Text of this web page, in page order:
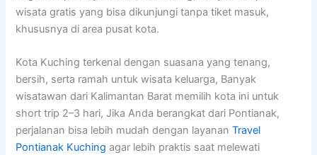
wisata gratis yang bisa dikunjungi tanpa tiket masuk,
khususnya di area pusat kota.
Kota Kuching terkenal dengan suasana yang tenang,
bersih, serta ramah untuk wisata keluarga, Banyak
wisatawan dari Kalimantan Barat memilih kota ini untuk
short trip 2–3 hari, Jika Anda berangkat dari Pontianak,
perjalanan bisa lebih mudah dengan layananTravel
Pontianak Kuching agar lebih praktis saat melewati